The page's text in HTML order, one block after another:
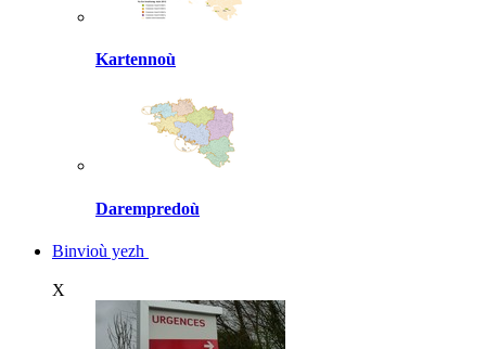
Kartennoù
Darempredoù
Binvioù yezh
X